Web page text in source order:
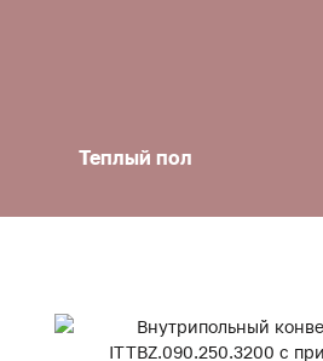
Теплый пол